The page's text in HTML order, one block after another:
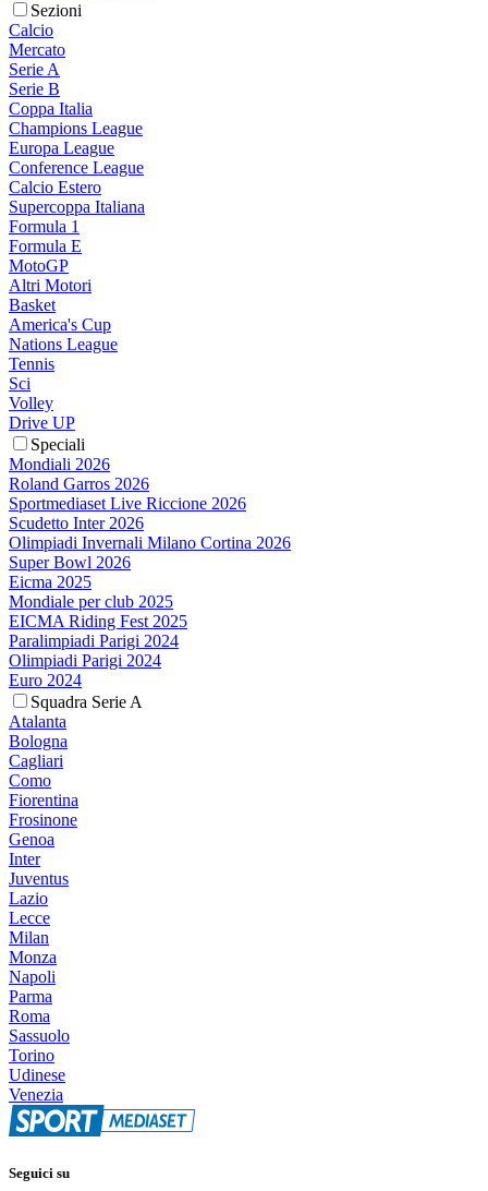
Sezioni
Calcio
Mercato
Serie A
Serie B
Coppa Italia
Champions League
Europa League
Conference League
Calcio Estero
Supercoppa Italiana
Formula 1
Formula E
MotoGP
Altri Motori
Basket
America's Cup
Nations League
Tennis
Sci
Volley
Drive UP
Speciali
Mondiali 2026
Roland Garros 2026
Sportmediaset Live Riccione 2026
Scudetto Inter 2026
Olimpiadi Invernali Milano Cortina 2026
Super Bowl 2026
Eicma 2025
Mondiale per club 2025
EICMA Riding Fest 2025
Paralimpiadi Parigi 2024
Olimpiadi Parigi 2024
Euro 2024
Squadra Serie A
Atalanta
Bologna
Cagliari
Como
Fiorentina
Frosinone
Genoa
Inter
Juventus
Lazio
Lecce
Milan
Monza
Napoli
Parma
Roma
Sassuolo
Torino
Udinese
Venezia
Seguici su